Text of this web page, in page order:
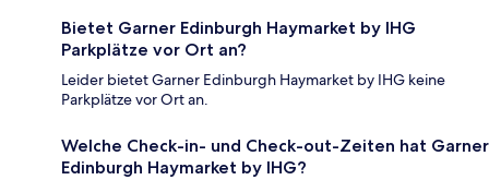
Bietet Garner Edinburgh Haymarket by IHG
Parkplätze vor Ort an?
Leider bietet Garner Edinburgh Haymarket by IHG keine
Parkplätze vor Ort an.
Welche Check-in- und Check-out-Zeiten hat Garner
Edinburgh Haymarket by IHG?